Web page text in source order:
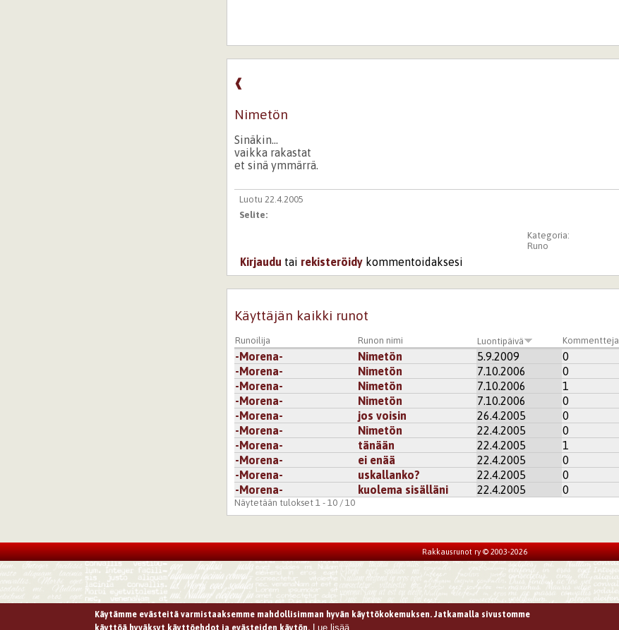
❰
Nimetön
Sinäkin...
vaikka rakastat
et sinä ymmärrä.
Luotu 22.4.2005
Selite:
Kategoria:
Runo
Kirjaudu tai rekisteröidy kommentoidaksesi
Käyttäjän kaikki runot
Runoilija Runon nimi Luontipäivä Kommentteja
-Morena- Nimetön 5.9.2009 0
-Morena-
Nimetön 7.10.2006 0
-Morena-
Nimetön 7.10.2006 1
-Morena-
Nimetön 7.10.2006 0
-Morena-
jos voisin 26.4.2005 0
-Morena-
Nimetön 22.4.2005 0
-Morena-
tänään 22.4.2005 1
-Morena-
ei enää 22.4.2005 0
-Morena-
uskallanko? 22.4.2005 0
-Morena-
kuolema sisälläni 22.4.2005 0
Näytetään tulokset 1 - 10 / 10
Rakkausrunot ry © 2003-2026
Käytämme evästeitä varmistaaksemme mahdollisimman hyvän käyttökokemuksen. Jatkamalla sivustomme
käyttöä hyväksyt käyttöehdot ja evästeiden käytön. Lue lisää